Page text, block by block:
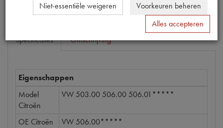
Specificaties Omschrijving
Eigenschappen
Model
Citroën
VW 503.00 506.00 506.01*****
OE Citroën
VW 506.00*****
Niet-essentiële weigeren
Voorkeuren beheren
Alles accepteren